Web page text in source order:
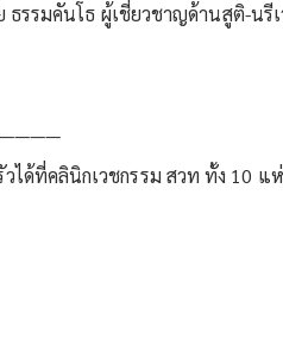
รรมคันโธ ผู้เชี่ยวชาญด้านสูติ-นรี
ได้ที่คลินิกเวชกรรม สวท ทั้ง 10 แ